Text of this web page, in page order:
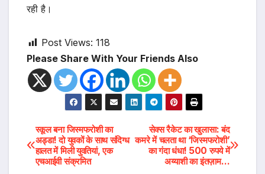
रही है।
Post Views: 118
Please Share With Your Friends Also
Post
navigation
सेक्स रैकेट का खुलासा: बंद
कमरे में चलता था ‘जिस्मफरोशी’
का गंदा धंधा! 500 रुपये में
अय्याशी का इंतज़ाम…
स्कूल बना जिस्मफरोशी का
अड्डा! दो युवकों के साथ संदिग्ध
हालत में मिली युवतियां, एक
एचआईवी संक्रमित